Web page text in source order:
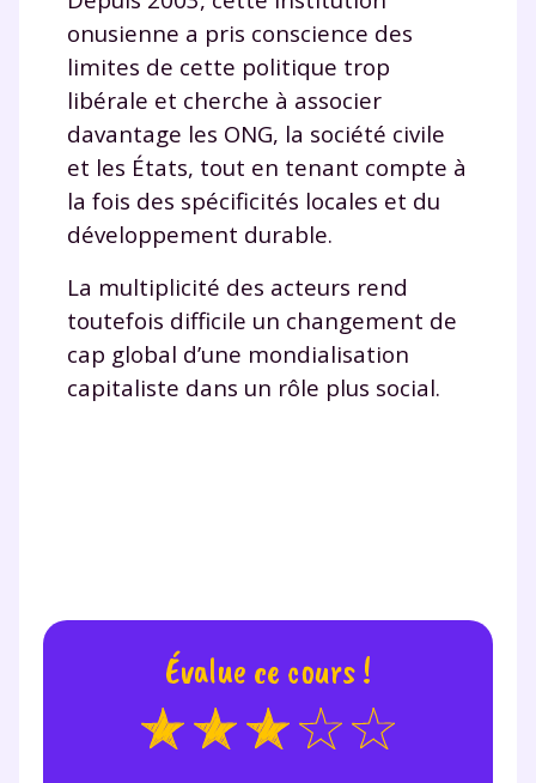
onusienne a pris conscience des
limites de cette politique trop
libérale et cherche à associer
davantage les ONG, la société civile
et les États, tout en tenant compte à
la fois des spécificités locales et du
développement durable.
La multiplicité des acteurs rend
toutefois difficile un changement de
cap global d’une mondialisation
capitaliste dans un rôle plus social.
Évalue ce cours !